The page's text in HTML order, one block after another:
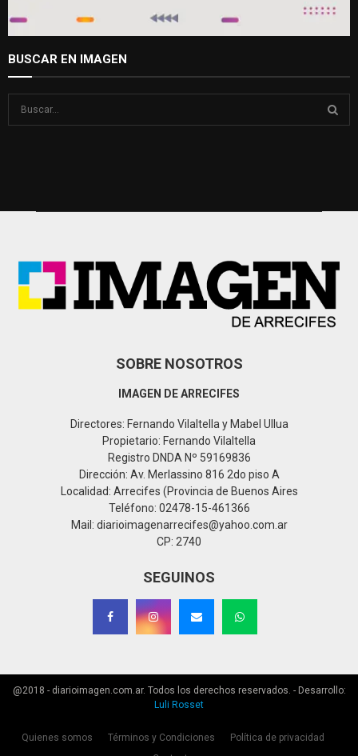
BUSCAR EN IMAGEN
SOBRE NOSOTROS
IMAGEN DE ARRECIFES
Directores: Fernando Vilaltella y Mabel Ullua
Propietario: Fernando Vilaltella
Registro DNDA Nº 59169836
Dirección: Av. Merlassino 816 2do piso A
Localidad: Arrecifes (Provincia de Buenos Aires
Teléfono: 02478-15-461366
Mail: diarioimagenarrecifes@yahoo.com.ar
CP: 2740
SEGUINOS
@2018 - diarioimagen.com.ar. Todos los derechos reservados. - Desarrollo:
Luli Rosset
Quienes somos Términos y Condiciones
Política de privacidad